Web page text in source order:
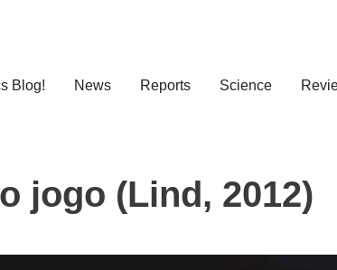
Blog!
News Reports Science
jogo (Lind, 2012)